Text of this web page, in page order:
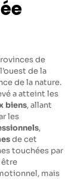
de
de la
de la nature.
a atteint les
biens, allant
les
,
de cet
touchées par
être
mais